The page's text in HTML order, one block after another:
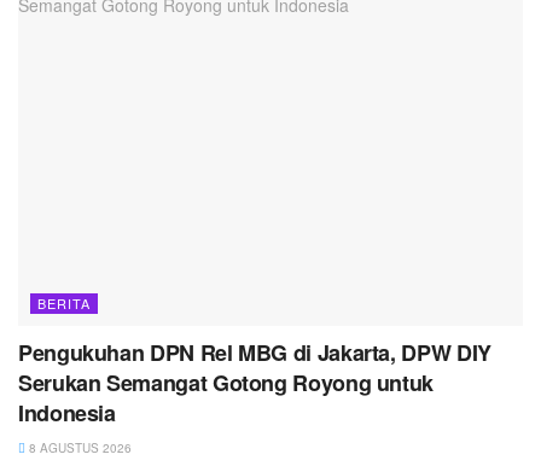
BERITA
Pengukuhan DPN Rel MBG di Jakarta, DPW DIY
Serukan Semangat Gotong Royong untuk
Indonesia
8 AGUSTUS 2026